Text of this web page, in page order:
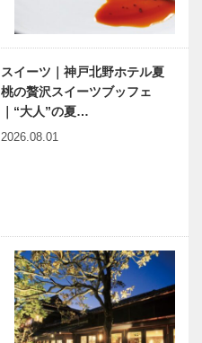
スイーツ｜神戸北野ホテル夏
桃の贅沢スイーツブッフェ
｜“大人”の夏…
2026.08.01